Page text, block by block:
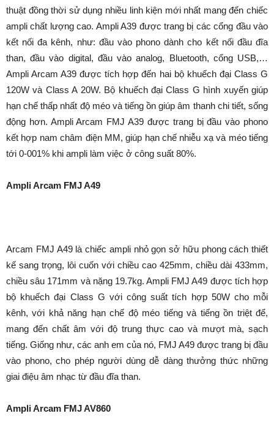
thuật đồng thời sử dụng nhiều linh kiện mới nhất mang đến chiếc
ampli chất lượng cao. Ampli A39 được trang bị các cổng đầu vào
kết nối đa kênh, như: đầu vào phono dành cho kết nối đầu đĩa
than, đầu vào digital, đầu vào analog, Bluetooth, cổng USB,…
Ampli Arcam A39 được tích hợp đến hai bộ khuếch đại Class G
120W và Class A 20W. Bộ khuếch đại Class G hình xuyến giúp
hạn chế thấp nhất độ méo và tiếng ồn giúp âm thanh chi tiết, sống
động hơn. Ampli Arcam FMJ A39 được trang bị đầu vào phono
kết hợp nam châm điện MM, giúp hạn chế nhiễu xạ và méo tiếng
tới 0-001% khi ampli làm việc ở công suất 80%.
Ampli Arcam FMJ A49
Arcam FMJ A49 là chiếc ampli nhỏ gọn sở hữu phong cách thiết
kế sang trọng, lôi cuốn với chiều cao 425mm, chiều dài 433mm,
chiều sâu 171mm và nặng 19.7kg. Ampli FMJ A49 được tích hợp
bộ khuếch đại Class G với công suất tích hợp 50W cho mỗi
kênh, với khả năng hạn chế độ méo tiếng và tiếng ồn triệt để,
mang đến chất âm với độ trung thực cao và mượt mà, sạch
tiếng. Giống như, các anh em của nó, FMJ A49 được trang bị đầu
vào phono, cho phép người dùng dễ dàng thưởng thức những
giai điệu âm nhạc từ đầu đĩa than.
Ampli Arcam FMJ AV860